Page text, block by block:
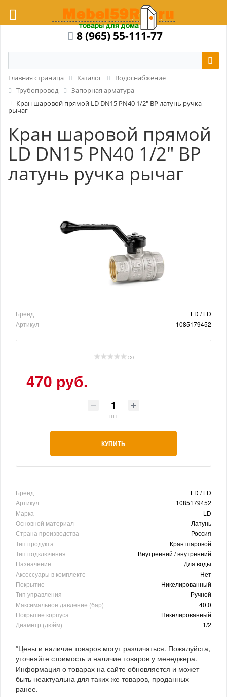
8 (965) 55-111-77
Главная страница Каталог
Водоснабжение
Трубопровод
Запорная арматура
Кран шаровой прямой LD DN15 PN40 1/2" ВР латунь ручка
рычаг
Кран шаровой прямой
LD DN15 PN40 1/2" ВР
латунь ручка рычаг
Бренд
LD / LD
Артикул
1085179452
( 0 )
470 руб.
шт
КУПИТЬ
Бренд
LD / LD
Артикул
1085179452
Марка
LD
Основной материал
Латунь
Страна производства
Россия
Тип продукта
Кран шаровой
Тип подключения
Внутренний / внутренний
Назначение
Для воды
Аксессуары в комплекте
Нет
Покрытие
Никелированный
Тип управления
Ручной
Максимальное давление (бар)
40.0
Покрытие корпуса
Никелированный
Диаметр (дюйм)
1/2
*Цены и наличие товаров могут различаться. Пожалуйста,
уточняйте стоимость и наличие товаров у менеджера.
Информация о товарах на сайте обновляется и может
быть неактуальна для таких же товаров, проданных
ранее.